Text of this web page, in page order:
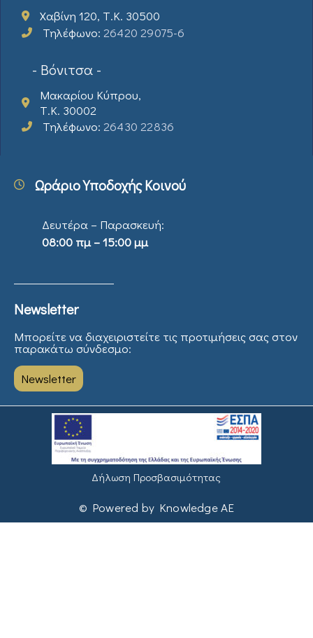
Χαβίνη 120, Τ.Κ. 30500
Τηλέφωνο: 26420 29075-6
- Βόνιτσα -
Μακαρίου Κύπρου,
Τ.Κ. 30002
Τηλέφωνο: 26430 22836
Ωράριο Υποδοχής Κοινού
Δευτέρα – Παρασκευή:
08:00 πμ – 15:00 μμ
Newsletter
Μπορείτε να διαχειριστείτε τις προτιμήσεις σας στον
παρακάτω σύνδεσμο:
Newsletter
Δήλωση Προσβασιμότητας
© Powered by Knowledge AE